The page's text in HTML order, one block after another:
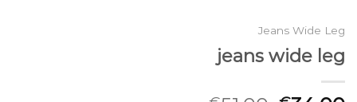
Jeans Wide Leg
jeans wide leg